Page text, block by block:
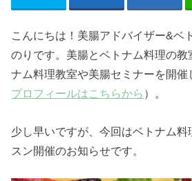
こんにちは！美腸アドバイザー&ベ
のりです。美腸とベトナム料理の教
ナム料理教室や美腸セミナーを開催
プロフィールはこちらから ）。
少し早いですが、今回はベトナム料
スン開催のお知らせです。